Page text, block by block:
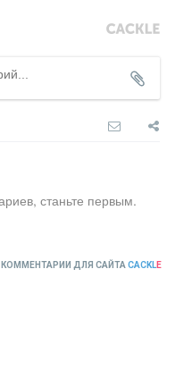
станьте первым.
КОММЕНТАРИИ ДЛЯ САЙТА CACKLE